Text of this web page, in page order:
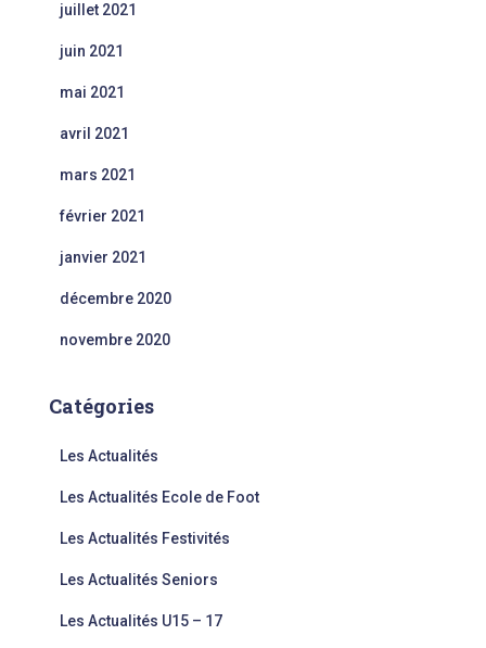
juillet 2021
juin 2021
mai 2021
avril 2021
mars 2021
février 2021
janvier 2021
décembre 2020
novembre 2020
Catégories
Les Actualités
Les Actualités Ecole de Foot
Les Actualités Festivités
Les Actualités Seniors
Les Actualités U15 – 17